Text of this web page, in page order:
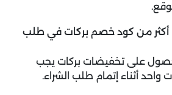
أكثر من كود خصم بركات في طلب
على تخفيضات بركات يجب
واحد أثناء إتمام طلب الشراء.